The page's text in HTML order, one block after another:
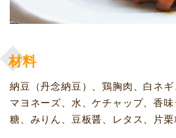
材料
納豆（丹念納豆）、鶏胸肉、白ネギ
マヨネーズ、水、ケチャップ、香
糖、みりん、豆板醤、レタス、片栗